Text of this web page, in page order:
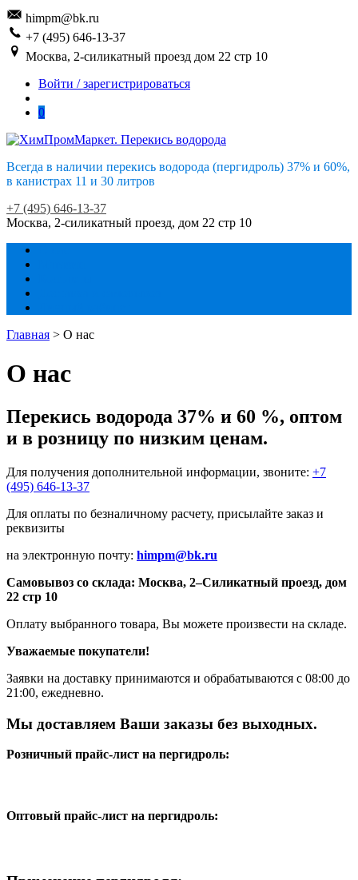
Skip
to
navigation
Skip
to
content
himpm@bk.ru
+7 (495) 646-13-37
Москва, 2-силикатный проезд дом 22 стр 10
Войти / зарегистрироваться
0
Всегда в наличии перекись водорода (пергидроль) 37% и 60%,
в канистрах 11 и 30 литров
+7 (495) 646-13-37
Москва, 2-силикатный проезд, дом 22 стр 10
Главная > О нас
О нас
Перекись водорода 37% и 60 %, оптом
и в розницу по низким ценам.
Для получения дополнительной информации, звоните: +7
(495) 646-13-37
Для оплаты по безналичному расчету, присылайте заказ и
реквизиты
на электронную почту: himpm@bk.ru
Самовывоз со склада: Москва, 2–Силикатный проезд, дом
22 стр 10
Оплату выбранного товара, Вы можете произвести на складе.
Уважаемые покупатели!
Заявки на доставку принимаются и обрабатываются с 08:00 до
21:00, ежедневно.
Мы доставляем Ваши заказы без выходных.
Розничный прайс-лист на пергидроль:
Оптовый прайс-лист на пергидроль: